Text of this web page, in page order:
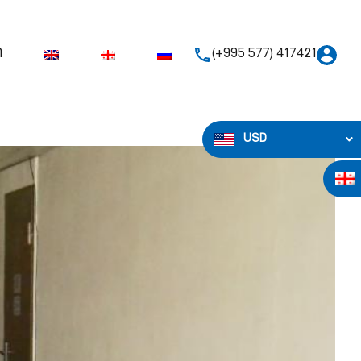
(+995 577) 417421
USD